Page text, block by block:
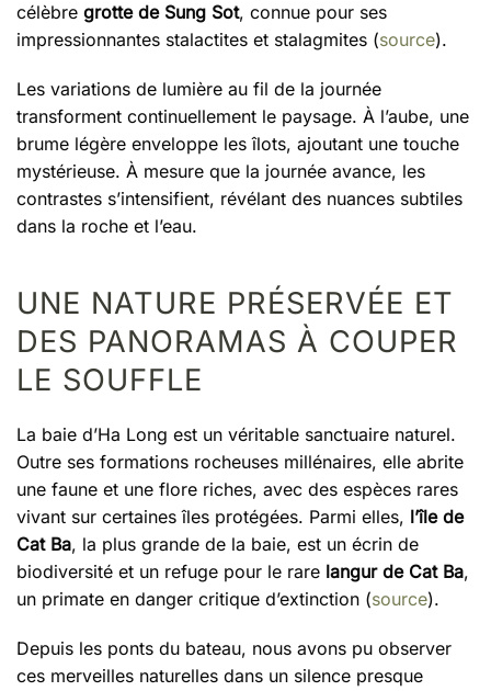
célèbre grotte de Sung Sot, connue pour ses
impressionnantes stalactites et stalagmites (source).
Les variations de lumière au fil de la journée
transforment continuellement le paysage. À l’aube, une
brume légère enveloppe les îlots, ajoutant une touche
mystérieuse. À mesure que la journée avance, les
contrastes s’intensifient, révélant des nuances subtiles
dans la roche et l’eau.
UNE NATURE PRÉSERVÉE ET
DES PANORAMAS À COUPER
LE SOUFFLE
La baie d’Ha Long est un véritable sanctuaire naturel.
Outre ses formations rocheuses millénaires, elle abrite
une faune et une flore riches, avec des espèces rares
vivant sur certaines îles protégées. Parmi elles, l’île de
Cat Ba, la plus grande de la baie, est un écrin de
biodiversité et un refuge pour le rare langur de Cat Ba,
un primate en danger critique d’extinction (source).
Depuis les ponts du bateau, nous avons pu observer
ces merveilles naturelles dans un silence presque